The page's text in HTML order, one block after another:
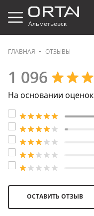
Альметьевск
ГЛАВНАЯ ОТЗЫВЫ
1 096
На основании оценок
ОСТАВИТЬ ОТЗЫВ